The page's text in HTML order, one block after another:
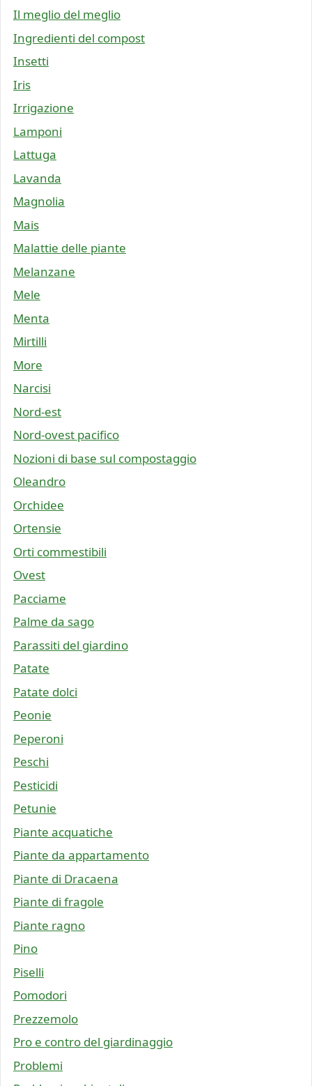
Il meglio del meglio
Ingredienti del compost
Insetti
Iris
Irrigazione
Lamponi
Lattuga
Lavanda
Magnolia
Mais
Malattie delle piante
Melanzane
Mele
Menta
Mirtilli
More
Narcisi
Nord-est
Nord-ovest pacifico
Nozioni di base sul compostaggio
Oleandro
Orchidee
Ortensie
Orti commestibili
Ovest
Pacciame
Palme da sago
Parassiti del giardino
Patate
Patate dolci
Peonie
Peperoni
Peschi
Pesticidi
Petunie
Piante acquatiche
Piante da appartamento
Piante di Dracaena
Piante di fragole
Piante ragno
Pino
Piselli
Pomodori
Prezzemolo
Pro e contro del giardinaggio
Problemi